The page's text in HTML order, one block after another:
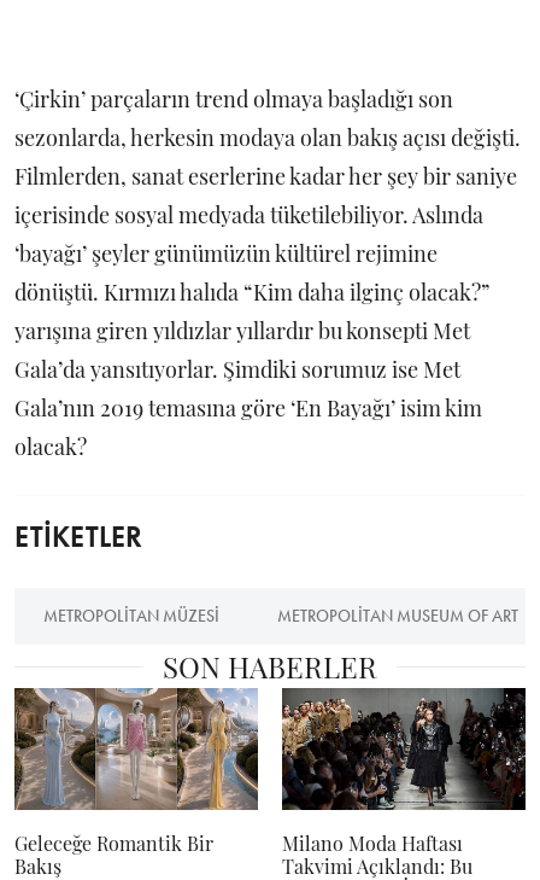
‘Çirkin’ parçaların trend olmaya başladığı son
sezonlarda, herkesin modaya olan bakış açısı değişti.
Filmlerden, sanat eserlerine kadar her şey bir saniye
içerisinde sosyal medyada tüketilebiliyor. Aslında
‘bayağı’ şeyler günümüzün kültürel rejimine
dönüştü. Kırmızı halıda “Kim daha ilginç olacak?”
yarışına giren yıldızlar yıllardır bu konsepti Met
Gala’da yansıtıyorlar. Şimdiki sorumuz ise Met
Gala’nın 2019 temasına göre ‘En Bayağı’ isim kim
olacak?
ETİKETLER
METROPOLITAN MÜZESI METROPOLITAN MUSEUM OF ART
SON HABERLER
Geleceğe Romantik Bir
Bakış
Milano Moda Haftası
Takvimi Açıklandı: Bu